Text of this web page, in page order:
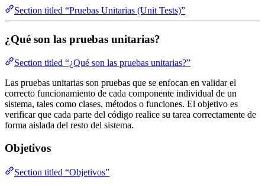
Section titled “Pruebas Unitarias (Unit Tests)”
¿Qué son las pruebas unitarias?
Section titled “¿Qué son las pruebas unitarias?”
Las pruebas unitarias son pruebas que se enfocan en validar el
correcto funcionamiento de cada componente individual de un
sistema, tales como clases, métodos o funciones. El objetivo es
verificar que cada parte del código realice su tarea correctamente de
forma aislada del resto del sistema.
Objetivos
Section titled “Objetivos”